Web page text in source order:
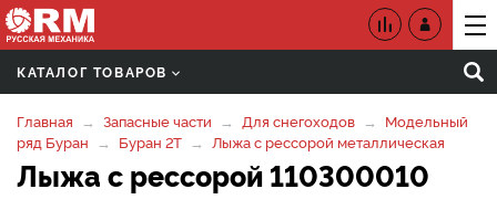
КАТАЛОГ ТОВАРОВ
Главная Запасные части Для снегоходов
Модельный
ряд Буран
Буран 2Т Лыжа с рессорой металлическая
Лыжа с рессорой 110300010